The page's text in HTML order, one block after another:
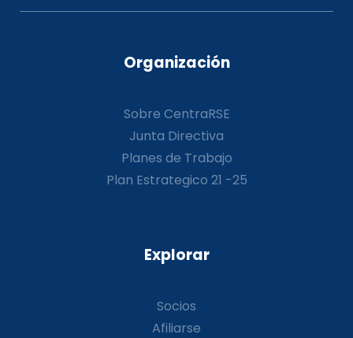
Organización
Sobre CentraRSE
Junta Directiva
Planes de Trabajo
Plan Estrategico 21 -25
Explorar
Socios
Afiliarse